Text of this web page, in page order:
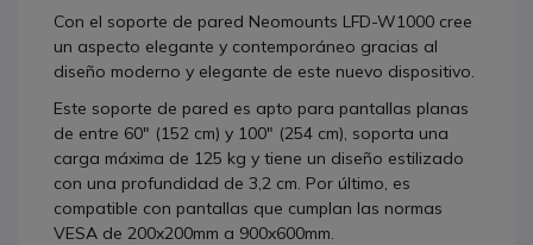
Con el soporte de pared Neomounts LFD-W1000 cree
un aspecto elegante y contemporáneo gracias al
diseño moderno y elegante de este nuevo dispositivo.
Este soporte de pared es apto para pantallas planas
de entre 60" (152 cm) y 100" (254 cm), soporta una
carga máxima de 125 kg y tiene un diseño estilizado
con una profundidad de 3,2 cm. Por último, es
compatible con pantallas que cumplan las normas
VESA de 200x200mm a 900x600mm.